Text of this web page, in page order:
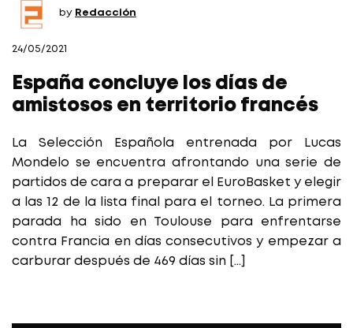
by Redacción
24/05/2021
España concluye los días de
amistosos en territorio francés
La Selección Española entrenada por Lucas
Mondelo se encuentra afrontando una serie de
partidos de cara a preparar el EuroBasket y elegir
a las 12 de la lista final para el torneo. La primera
parada ha sido en Toulouse para enfrentarse
contra Francia en días consecutivos y empezar a
carburar después de 469 días sin […]